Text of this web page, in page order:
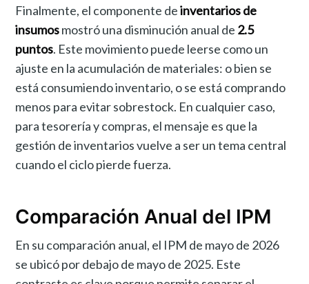
Finalmente, el componente deinventarios de
insumosmostró una disminución anual de 2.5
puntos. Este movimiento puede leerse como un
ajuste en la acumulación de materiales: o bien se
está consumiendo inventario, o se está comprando
menos para evitar sobrestock. En cualquier caso,
para tesorería y compras, el mensaje es que la
gestión de inventarios vuelve a ser un tema central
cuando el ciclo pierde fuerza.
Comparación Anual del IPM
En su comparación anual, el IPM de mayo de 2026
se ubicó por debajo de mayo de 2025. Este